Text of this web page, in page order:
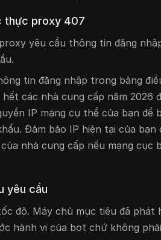
thực proxy 407
yêu cầu thông tin đăng
tin đăng nhập trong bảng
các nhà cung cấp năm 2026
IP mạng cụ thể của bạn để
Đảm bảo IP hiện tại của bạn
nhà cung cấp nếu mạng cục
yêu cầu
độ. Máy chủ mục tiêu đã phát
hành vi của bot chứ không